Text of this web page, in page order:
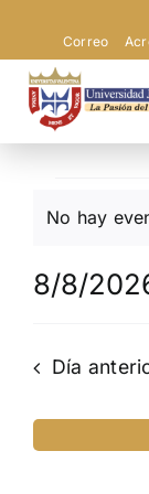
contenido
Correo
Admisión
Pregrado
Postgrado
Extensión
en
agosto
2026
Aviso
No hay
8/8/
fecha.
Día